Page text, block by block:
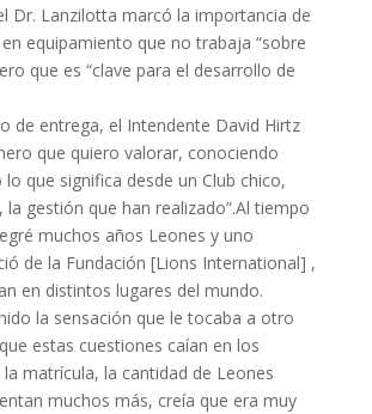
Dr. Lanzilotta marcó la importancia de
equipamiento que no trabaja “sobre
que es “clave para el desarrollo de
de entrega, el Intendente David Hirtz
que quiero valorar, conociendo
que significa desde un Club chico,
la gestión que han realizado”.Al tiempo
muchos años Leones y uno
de la Fundación [Lions International] ,
en distintos lugares del mundo.
la sensación que le tocaba a otro
estas cuestiones caían en los
matrícula, la cantidad de Leones
muchos más, creía que era muy